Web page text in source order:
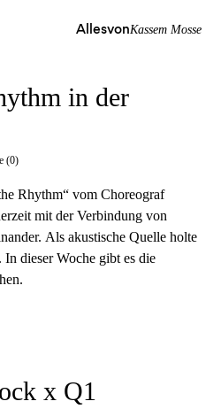
AllesvonKassem Mosse
in der
(0)
Rhythm“ vom Choreograf
mit der Verbindung von
Als akustische Quelle holte
In dieser Woche gibt es die
x Q1